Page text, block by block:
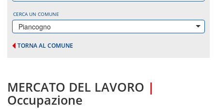
CERCA UN COMUNE
Piancogno
TORNA AL COMUNE
MERCATO DEL LAVORO |
Occupazione